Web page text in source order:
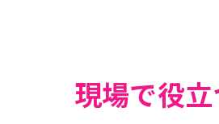
現場で役